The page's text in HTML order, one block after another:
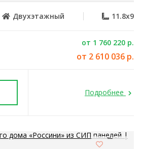
Двухэтажный 11.8x9
от 1 760 220 р.
от 2 610 036 р.
Подробнее